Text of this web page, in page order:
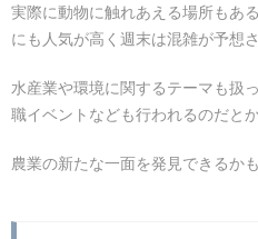
実際に動物に触れあえる場所もあ
にも人気が高く週末は混雑が予想さ
水産業や環境に関するテーマも扱
職イベントなども行われるのだとか
農業の新たな一面を発見できるか